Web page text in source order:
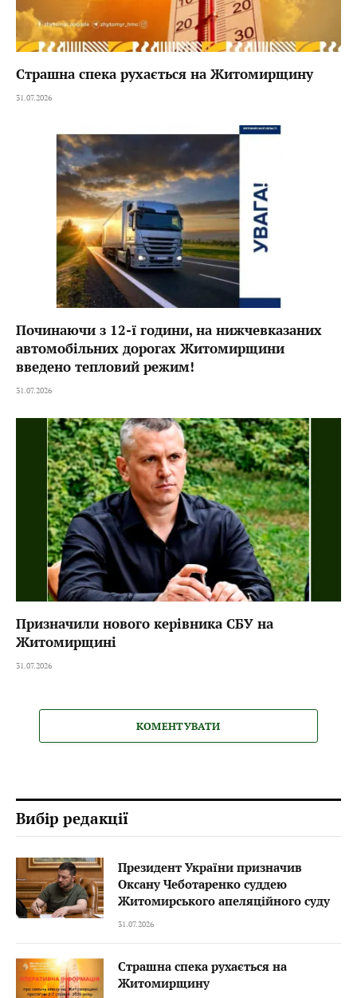
Страшна спека рухається на Житомирщину
31.07.2026
Починаючи з 12-ї години, на нижчевказаних
автомобільних дорогах Житомирщини
введено тепловий режим!
31.07.2026
Призначили нового керівника СБУ на
Житомирщині
31.07.2026
КОМЕНТУВАТИ
Вибір редакції
Президент України призначив
Оксану Чеботаренко суддею
Житомирського апеляційного суду
31.07.2026
Страшна спека рухається на
Житомирщину